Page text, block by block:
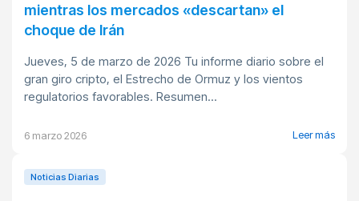
mientras los mercados «descartan» el
choque de Irán
Jueves, 5 de marzo de 2026 Tu informe diario sobre el
gran giro cripto, el Estrecho de Ormuz y los vientos
regulatorios favorables. Resumen...
6 marzo 2026 Leer más
Noticias Diarias